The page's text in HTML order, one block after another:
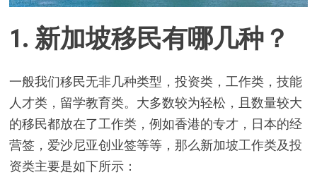
1. 新加坡移民有哪几种？
一般我们移民无非几种类型，投资类，工作类，技能
人才类，留学教育类。大多数较为轻松，且数量较大
的移民都放在了工作类，例如香港的专才，日本的经
营签，爱沙尼亚创业签等等，那么新加坡工作类及投
资类主要是如下所示：